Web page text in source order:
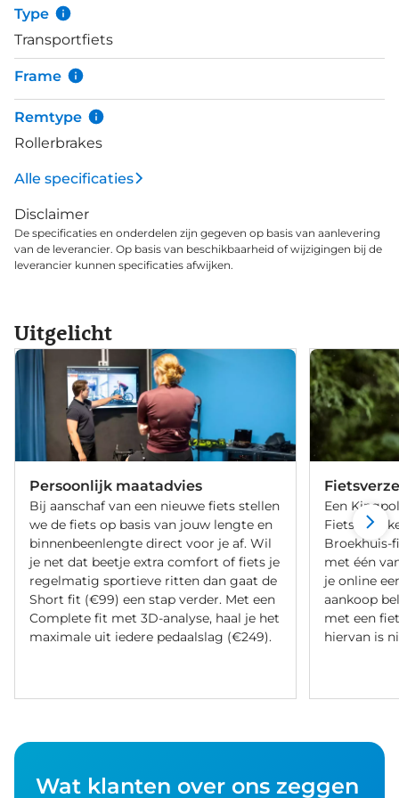
Type
Transportfiets
Frame
Remtype
Rollerbrakes
Alle specificaties
Disclaimer
De specificaties en onderdelen zijn gegeven op basis van aanlevering
van de leverancier. Op basis van beschikbaarheid of wijzigingen bij de
leverancier kunnen specificaties afwijken.
Uitgelicht
Persoonlijk maatadvies
Bij aanschaf van een nieuwe fiets stellen
we de fiets op basis van jouw lengte en
binnenbeenlengte direct voor je af. Wil
je net dat beetje extra comfort of fiets je
regelmatig sportieve ritten dan gaat de
Short fit (€99) een stap verder. Met een
Complete fit met 3D-analyse, haal je het
maximale uit iedere pedaalslag (€249).
Een
Broekhuis-
met één
je online
aankoop
met een
hiervan is
Wat klanten over ons zeggen